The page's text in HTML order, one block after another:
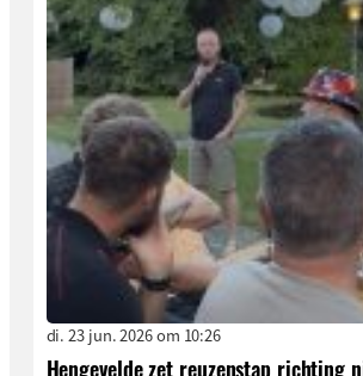
di. 23 jun. 2026 om 10:26
Hengevelde zet reuzenstap richting